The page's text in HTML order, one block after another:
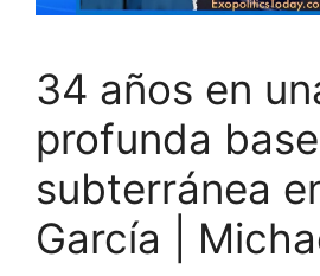
34 años en
profunda
subterránea
García |